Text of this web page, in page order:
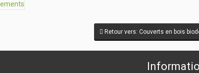
Retour vers: Couverts en bois